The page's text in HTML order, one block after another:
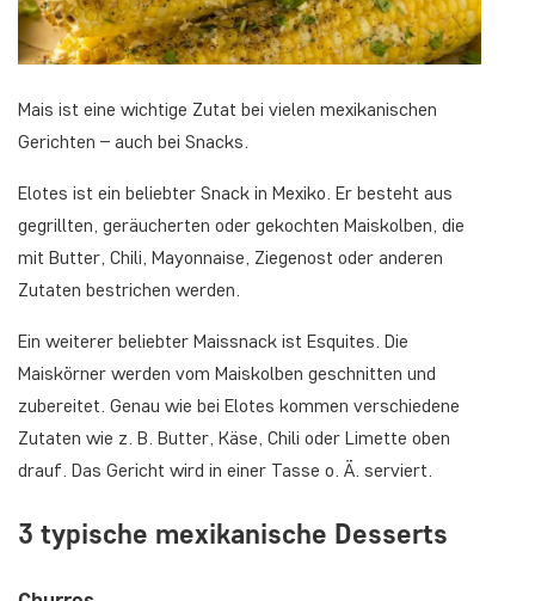
Mais ist eine wichtige Zutat bei vielen mexikanischen
Gerichten – auch bei Snacks.
Elotes ist ein beliebter Snack in Mexiko. Er besteht aus
gegrillten, geräucherten oder gekochten Maiskolben, die
mit Butter, Chili, Mayonnaise, Ziegenost oder anderen
Zutaten bestrichen werden.
Ein weiterer beliebter Maissnack ist Esquites. Die
Maiskörner werden vom Maiskolben geschnitten und
zubereitet. Genau wie bei Elotes kommen verschiedene
Zutaten wie z. B. Butter, Käse, Chili oder Limette oben
drauf. Das Gericht wird in einer Tasse o. Ä. serviert.
3 typische mexikanische Desserts